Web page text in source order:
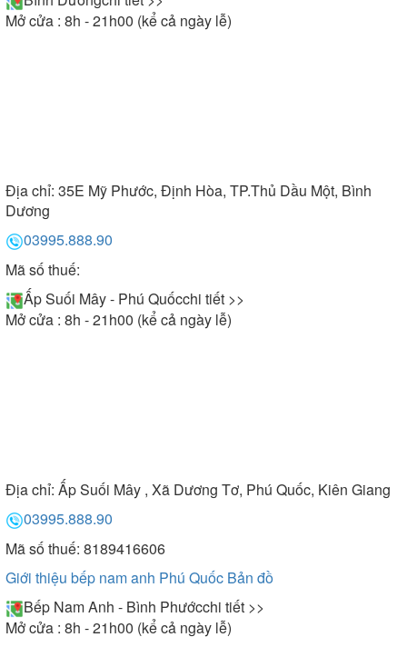
Mở cửa : 8h - 21h00 (kể cả ngày lễ)
Địa chỉ: 35E Mỹ Phước, Định Hòa, TP.Thủ Dầu Một, Bình
Dương
03995.888.90
Mã số thuế:
Ấp Suối Mây - Phú Quốcchi tiết >>
Mở cửa : 8h - 21h00 (kể cả ngày lễ)
Địa chỉ: Ấp Suối Mây , Xã Dương Tơ, Phú Quốc, Kiên Giang
03995.888.90
Mã số thuế: 8189416606
Giới thiệu bếp nam anh Phú Quốc Bản đồ
Bếp Nam Anh - Bình Phướcchi tiết >>
Mở cửa : 8h - 21h00 (kể cả ngày lễ)